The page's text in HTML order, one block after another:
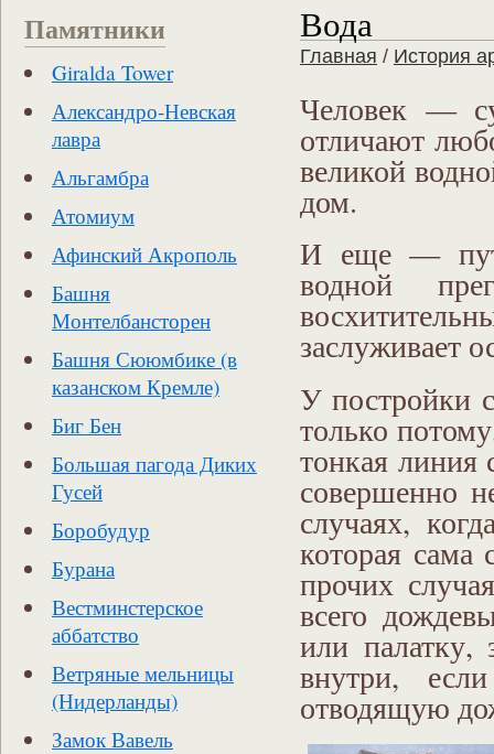
Памятники
Giralda Tower
Александро-Невская
лавра
Альгамбра
Атомиум
Афинский Акрополь
Башня
Монтелбансторен
Башня Сююмбике (в
казанском Кремле)
Биг Бен
Большая пагода Диких
Гусей
Боробудур
Бурана
Вестминстерское
аббатство
Ветряные мельницы
(Нидерланды)
Замок Вавель
Вода
Главная / История
Человек —
отличают
великой
дом.
И еще —
водной
заслуживает
У постройки
только
тонкая линия
совершенно
случаях,
которая
прочих
всего
или палатку,
внутри,
отводящую